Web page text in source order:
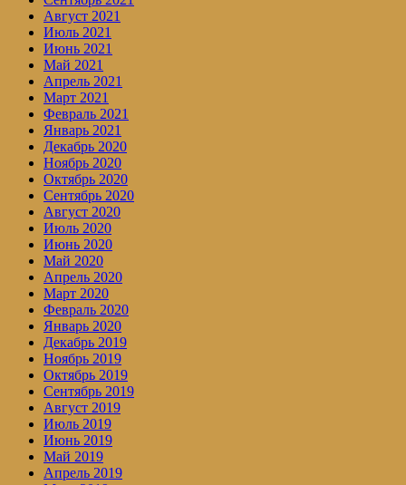
Август 2021
Июль 2021
Июнь 2021
Май 2021
Апрель 2021
Март 2021
Февраль 2021
Январь 2021
Декабрь 2020
Ноябрь 2020
Октябрь 2020
Сентябрь 2020
Август 2020
Июль 2020
Июнь 2020
Май 2020
Апрель 2020
Март 2020
Февраль 2020
Январь 2020
Декабрь 2019
Ноябрь 2019
Октябрь 2019
Сентябрь 2019
Август 2019
Июль 2019
Июнь 2019
Май 2019
Апрель 2019